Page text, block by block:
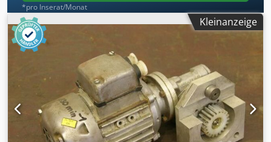
*pro Inserat/Monat
Kleinanzeige